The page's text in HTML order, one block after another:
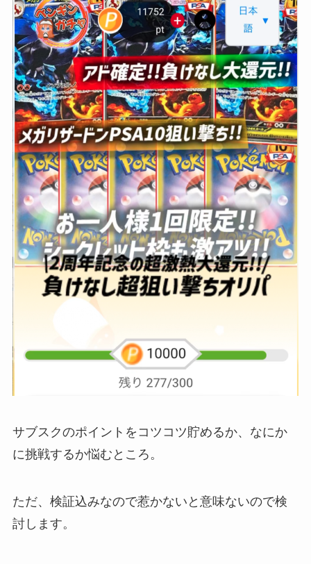
サブスクのポイントをコツコツ貯めるか、なにか
に挑戦するか悩むところ。
ただ、検証込みなので惹かないと意味ないので検
討します。